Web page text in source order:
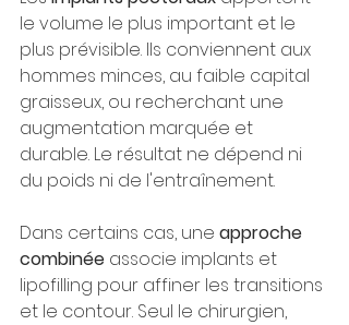
le volume le plus important et le
plus prévisible. Ils conviennent aux
hommes minces, au faible capital
graisseux, ou recherchant une
augmentation marquée et
durable. Le résultat ne dépend ni
du poids ni de l'entraînement.
Dans certains cas, une approche
combinée associe implants et
lipofilling pour affiner les transitions
et le contour. Seul le chirurgien,